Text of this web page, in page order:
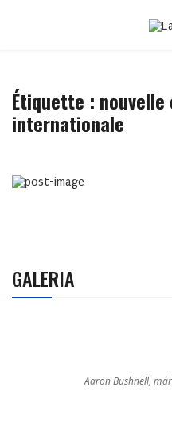
Étiquette :
internationale
GALERIA
Aaron Bushnell,